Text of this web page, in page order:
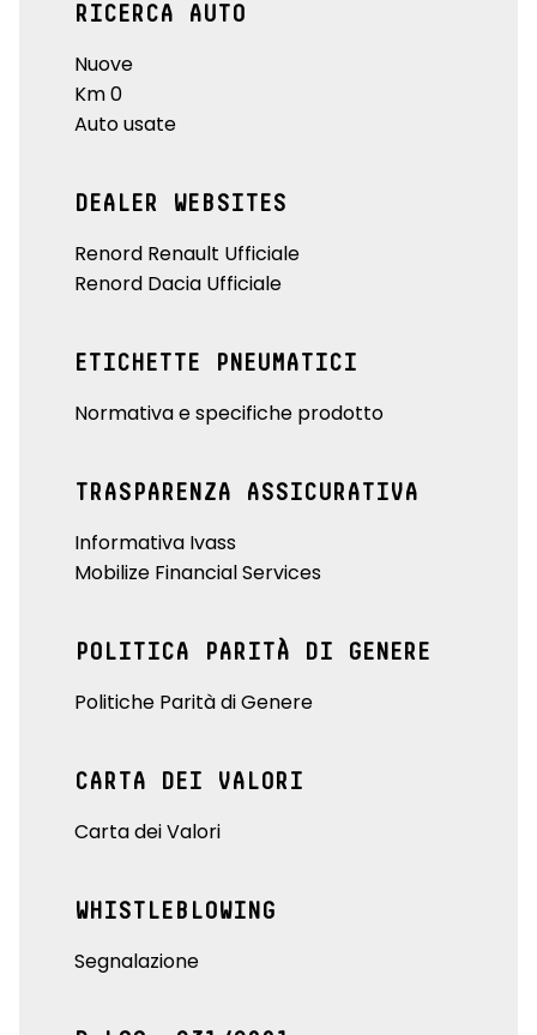
RICERCA AUTO
Nuove
Km 0
Auto usate
DEALER WEBSITES
Renord Renault Ufficiale
Renord Dacia Ufficiale
ETICHETTE PNEUMATICI
Normativa e specifiche prodotto
TRASPARENZA ASSICURATIVA
Informativa Ivass
Mobilize Financial Services
POLITICA PARITÀ DI GENERE
Politiche Parità di Genere
CARTA DEI VALORI
Carta dei Valori
WHISTLEBLOWING
Segnalazione